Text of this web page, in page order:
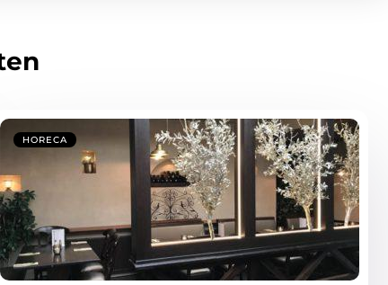
HORECA